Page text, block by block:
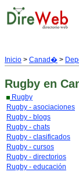
Inicio > Canad� >
Rugby en
Rugby
Rugby - asociaciones
Rugby - blogs
Rugby - chats
Rugby - clasificados
Rugby - cursos
Rugby - directorios
Rugby - educación